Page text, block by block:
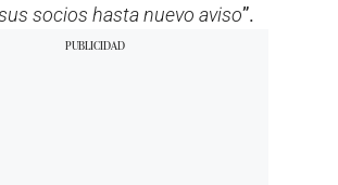
socios hasta nuevo aviso”.